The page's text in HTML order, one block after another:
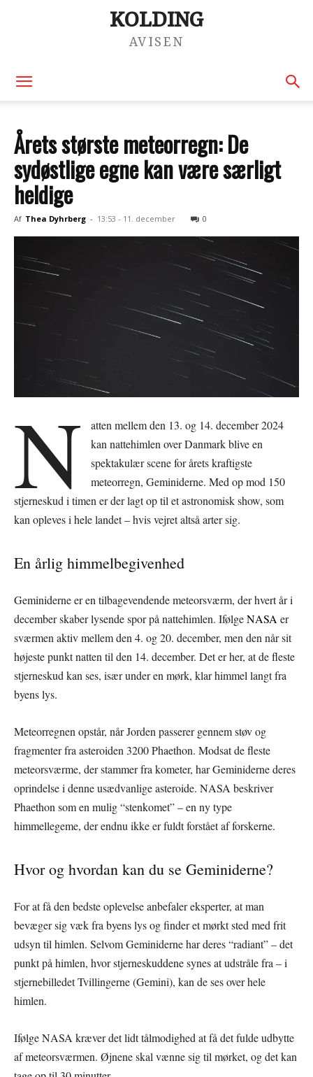
KOLDING
AVISEN
Årets største meteorregn: De
sydøstlige egne kan være særligt
heldige
Af Thea Dyhrberg - 13:53 - 11. december 0
N
atten mellem den 13. og 14. december 2024
kan nattehimlen over Danmark blive en
spektakulær scene for årets kraftigste
meteorregn, Geminiderne. Med op mod 150
stjerneskud i timen er der lagt op til et astronomisk show, som
kan opleves i hele landet – hvis vejret altså arter sig.
En årlig himmelbegivenhed
Geminiderne er en tilbagevendende meteorsværm, der hvert år i
december skaber lysende spor på nattehimlen. IfølgeNASA er
sværmen aktiv mellem den 4. og 20. december, men den når sit
højeste punkt natten til den 14. december. Det er her, at de fleste
stjerneskud kan ses, især under en mørk, klar himmel langt fra
byens lys.
Meteorregnen opstår, når Jorden passerer gennem støv og
fragmenter fra asteroiden 3200 Phaethon. Modsat de fleste
meteorsværme, der stammer fra kometer, har Geminiderne deres
oprindelse i denne usædvanlige asteroide. NASA beskriver
Phaethon som en mulig “stenkomet” – en ny type
himmellegeme, der endnu ikke er fuldt forstået af forskerne.
Hvor og hvordan kan du se Geminiderne?
For at få den bedste oplevelse anbefaler eksperter, at man
bevæger sig væk fra byens lys og finder et mørkt sted med frit
udsyn til himlen. Selvom Geminiderne har deres “radiant” – det
punkt på himlen, hvor stjerneskuddene synes at udstråle fra – i
stjernebilledet Tvillingerne (Gemini), kan de ses over hele
himlen.
Ifølge NASA kræver det lidt tålmodighed at få det fulde udbytte
af meteorsværmen. Øjnene skal vænne sig til mørket, og det kan